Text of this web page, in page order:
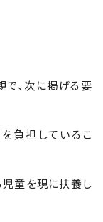
、次に掲げる要
負担しているこ
童を現に扶養し